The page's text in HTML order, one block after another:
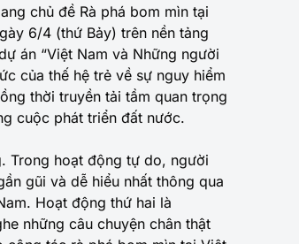
chủ đề Rà phá bom mìn tại
6/4 (thứ Bảy) trên nền tảng
án “Việt Nam và Những người
của thế hệ trẻ về sự nguy hiểm
thời truyền tải tầm quan trọng
cuộc phát triển đất nước.
Trong hoạt động tự do, người
gũi và dễ hiểu nhất thông qua
Hoạt động thứ hai là
những câu chuyện chân thật